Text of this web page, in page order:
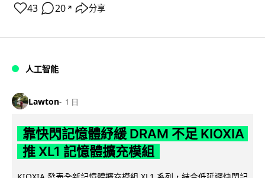
43 20 ↗ 分享
人工智能
Lawton 1 日
靠快閃記憶體紓緩 DRAM 不足 KIOXIA
推 XL1 記憶體擴充模組